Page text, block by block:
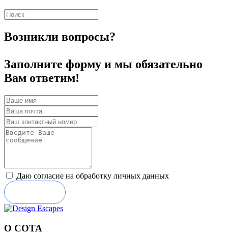
Возникли вопросы?
Заполните форму и мы обязательно
Вам ответим!
Даю согласие на обработку личных данных
О СОТА